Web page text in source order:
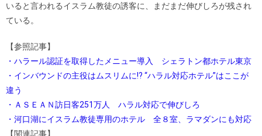
いると言われるイスラム教徒の誘客に、まだまだ伸びしろが残され
ている。
【参照記事】
・ハラール認証を取得したメニュー導入 シェラトン都ホテル東京
・インバウンドの主役はムスリムに!? “ハラル対応ホテル”はここが
違う
・ＡＳＥＡＮ訪日客251万人 ハラル対応で伸びしろ
・河口湖にイスラム教徒専用のホテル 全８室、ラマダンにも対応
【関連記事】